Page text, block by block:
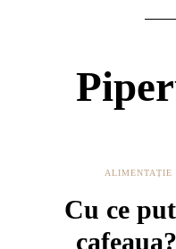
ALIMENTAȚIE
Cu ce